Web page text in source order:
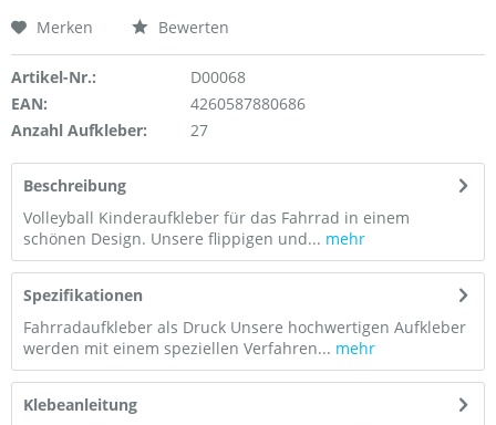
Merken Bewerten
Artikel-Nr.:
D00068
EAN:
4260587880686
Anzahl Aufkleber:
27
Beschreibung
Volleyball Kinderaufkleber für das Fahrrad in einem
schönen Design. Unsere flippigen und... mehr
Spezifikationen
Fahrradaufkleber als Druck Unsere hochwertigen Aufkleber
werden mit einem speziellen Verfahren... mehr
Klebeanleitung